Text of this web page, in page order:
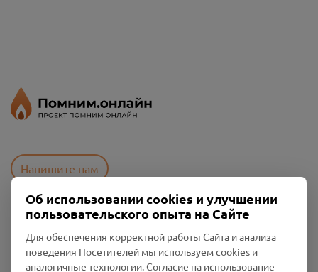
Напишите нам
Политика конфиденциальности
Промо-материалы
Об использовании cookies и улучшении
пользовательского опыта на Сайте
Для обеспечения корректной работы Сайта и анализа
поведения Посетителей мы используем cookies и
аналогичные технологии. Согласие на использование